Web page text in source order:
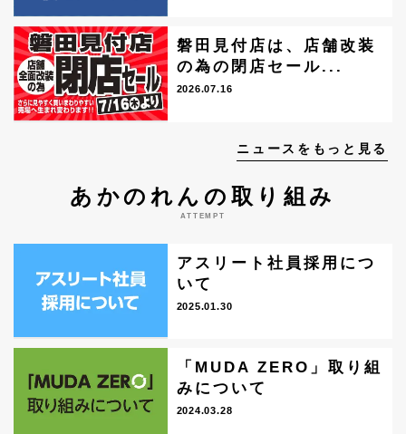
磐田見付店は、店舗改装
の為の閉店セール...
2026.07.16
ニュースをもっと見る
あかのれんの取り組み
ATTEMPT
アスリート社員採用につ
いて
2025.01.30
「MUDA ZERO」取り組
みについて
2024.03.28